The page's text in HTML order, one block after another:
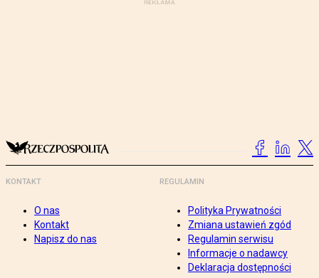
KONTAKT
O nas
Kontakt
Napisz do nas
REGULAMIN
Polityka Prywatności
Zmiana ustawień zgód
Regulamin serwisu
Informacje o nadawcy
Deklaracja dostępności